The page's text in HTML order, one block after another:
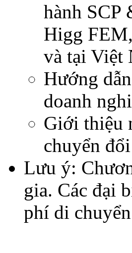
hành SCP
Higg
và tại Việt
Hướng
doanh
Giới thiệu
chuyển
Lưu ý:
gia. Các đại
phí di